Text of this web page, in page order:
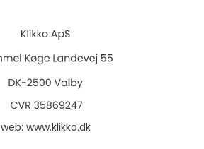
web: www.klikko.dk